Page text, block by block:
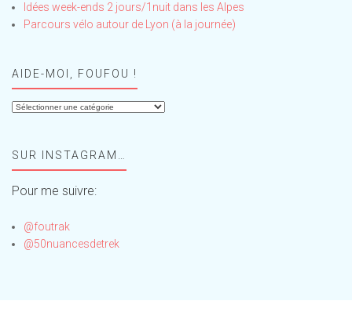
Idées week-ends 2 jours/1nuit dans les Alpes
Parcours vélo autour de Lyon (à la journée)
AIDE-MOI, FOUFOU !
Aide-
!SUR INSTAGRAM…
Pour me suivre:
@foutrak
@50nuancesdetrek